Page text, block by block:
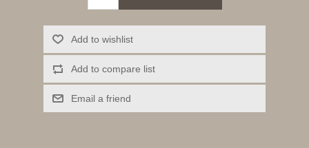
Add to wishlist
Add to compare list
Email a friend